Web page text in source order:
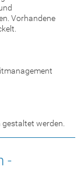
Vorhandene
gestaltet werden.
-